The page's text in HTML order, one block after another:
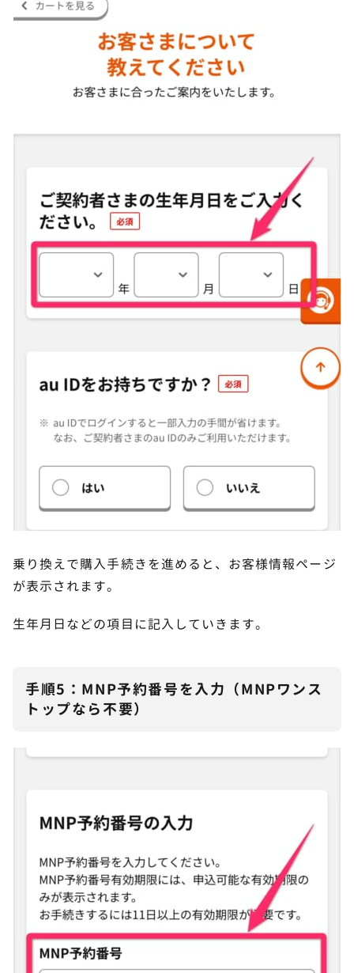
乗り換えで購入手続きを進めると、お客様情報ページ
が表示されます。
生年月日などの項目に記入していきます。
手順5：MNP予約番号を入力（MNPワンス
トップなら不要）